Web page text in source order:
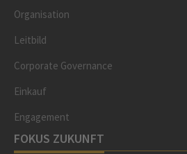
Organisation
Leitbild
Corporate Governance
Einkauf
Engagement
FOKUS ZUKUNFT